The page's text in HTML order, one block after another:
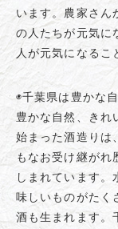
います。農家さん
の人たちが元気に
人が元気になるこ
◉千葉県は豊かな
豊かな自然、きれ
始まった酒造りは
もなお受け継がれ
しまれています。
味しいものがたく
酒も生まれます。